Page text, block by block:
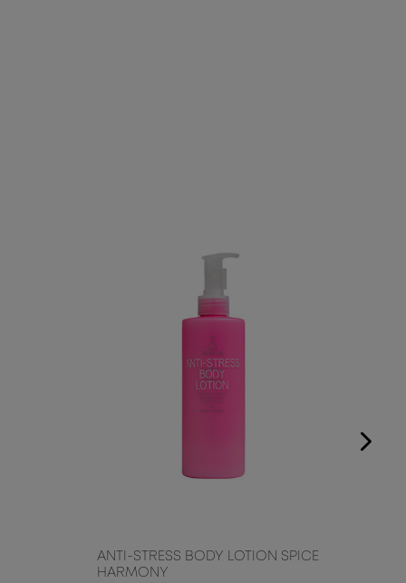
ANTI-STRESS BODY LOTION SPICE
HARMONY